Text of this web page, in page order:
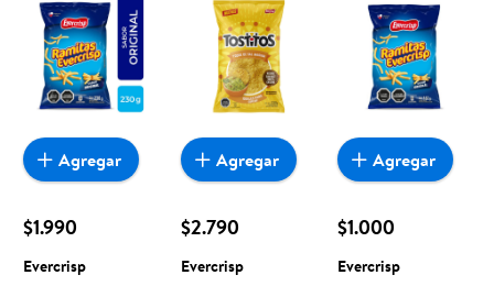
oportunidad sea realmente conveniente para ti y tu familia.
$1.990
Evercrisp
Agregar
$2.790
Evercrisp
Agregar
$1.000
Evercrisp
Agregar